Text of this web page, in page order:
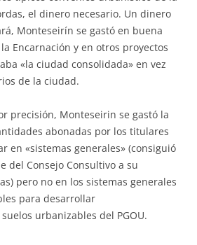
el dinero necesario. Un dinero
Monteseirín se gastó en buena
Encarnación y en otros proyectos
«la ciudad consolidada» en vez
de la ciudad.
precisión, Monteseirin se gastó la
abonadas por los titulares
en «sistemas generales» (consiguió
del Consejo Consultivo a su
pero no en los sistemas generales
para desarrollar
urbanizables del PGOU.